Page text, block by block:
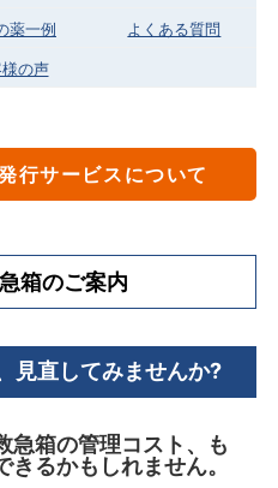
薬一例 よくある質問
の声
行サービスについて
箱のご案内
見直してみませんか?
急箱の管理コスト、も
るかもしれません。